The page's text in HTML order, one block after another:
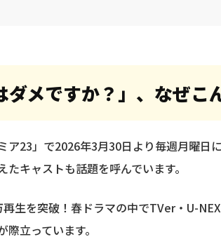
ダメですか？」、なぜこ
ア23」で2026年3月30日より毎週月曜
キャストも話題を呼んでいます。
生を突破！春ドラマの中でTVer・U-
立っています。